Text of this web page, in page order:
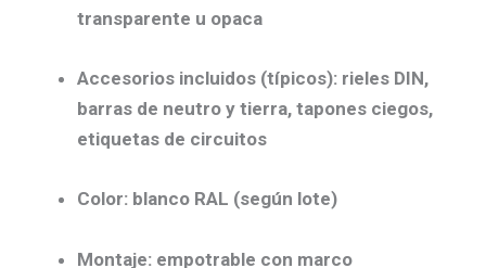
transparente u opaca
Accesorios incluidos (típicos): rieles DIN,
barras de neutro y tierra, tapones ciegos,
etiquetas de circuitos
Color: blanco RAL (según lote)
Montaje: empotrable con marco